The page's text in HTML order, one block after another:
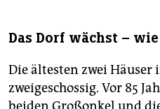
Das Dorf wächst –
Die ältesten zwei Häuser
zweigeschossig. Vor 85